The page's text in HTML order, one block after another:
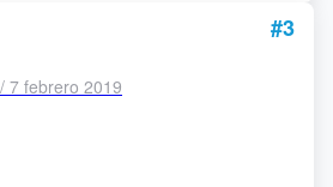
#3
/ 7 febrero 2019